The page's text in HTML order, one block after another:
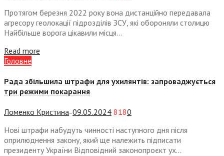
Протягом березня 2022 року вона дистанційно передавала
агресору геолокації підрозділів ЗСУ, які обороняли столицю
Найбільше ворога цікавили місця...
Read more
Головне
Рада збільшила штрафи для ухилянтів: запроваджується
три режими покарання
Ломенко Кристина—09.05.2024 8180
Нові штрафи набудуть чинності наступного дня після
оприлюднення закону, який ще належить підписати
президенту України Відповідний законопроєкт ух...